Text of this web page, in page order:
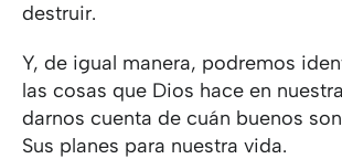
destruir.
Y, de igual manera, podremos
las cosas que Dios hace en
darnos cuenta de cuán buenos
Sus planes para nuestra vida.